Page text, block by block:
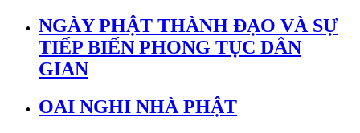
NGÀY PHẬT THÀNH ĐẠO VÀ SỰ
TIẾP BIẾN PHONG TỤC DÂN
GIAN
OAI NGHI NHÀ PHẬT